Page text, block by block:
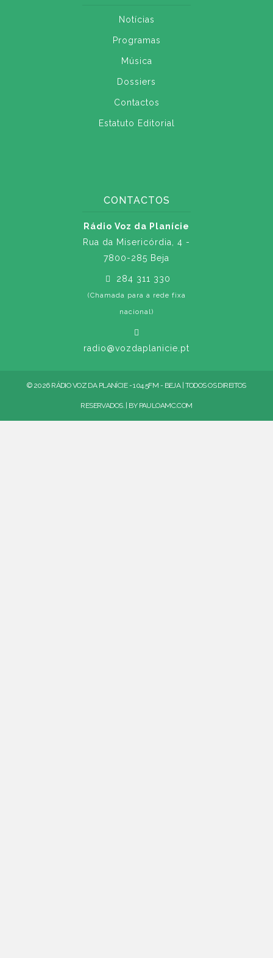
Notícias
Programas
Música
Dossiers
Contactos
Estatuto Editorial
CONTACTOS
Rádio Voz da Planície
Rua da Misericórdia, 4 -
7800-285 Beja
284 311 330
(Chamada para a rede fixa
nacional)
radio@vozdaplanicie.pt
© 2026 RÁDIO VOZ DA PLANÍCIE - 104.5FM - BEJA | TODOS OS DIREITOS
RESERVADOS. | BY PAULOAMC.COM